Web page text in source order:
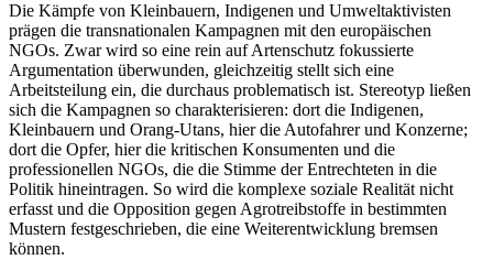
Die Kämpfe von Kleinbauern, Indigenen und Umweltaktivisten
prägen die transnationalen Kampagnen mit den europäischen
NGOs. Zwar wird so eine rein auf Artenschutz fokussierte
Argumentation überwunden, gleichzeitig stellt sich eine
Arbeitsteilung ein, die durchaus problematisch ist. Stereotyp ließen
sich die Kampagnen so charakterisieren: dort die Indigenen,
Kleinbauern und Orang-Utans, hier die Autofahrer und Konzerne;
dort die Opfer, hier die kritischen Konsumenten und die
professionellen NGOs, die die Stimme der Entrechteten in die
Politik hineintragen. So wird die komplexe soziale Realität nicht
erfasst und die Opposition gegen Agrotreibstoffe in bestimmten
Mustern festgeschrieben, die eine Weiterentwicklung bremsen
können.